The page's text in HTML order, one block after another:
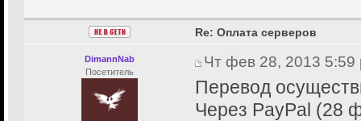
DimannNab
Посетитель
Re: Оплата серверов
Чт фев 28, 2013 5:59
Перевод
Через PayPal (28